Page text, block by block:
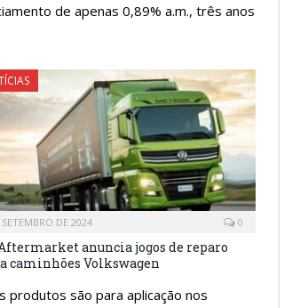
de apenas 0,89% a.m., três anos
DE 2024 0
anuncia jogos de reparo
caminhões Volkswagen
produtos são para aplicação nos